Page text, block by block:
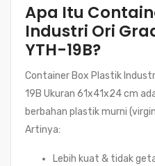
Apa Itu
Industri Ori
YTH-19B?
Container Box Plastik
19B Ukuran 61x41x24 cm
berbahan plastik murni
Artinya:
Lebih kuat & tidak